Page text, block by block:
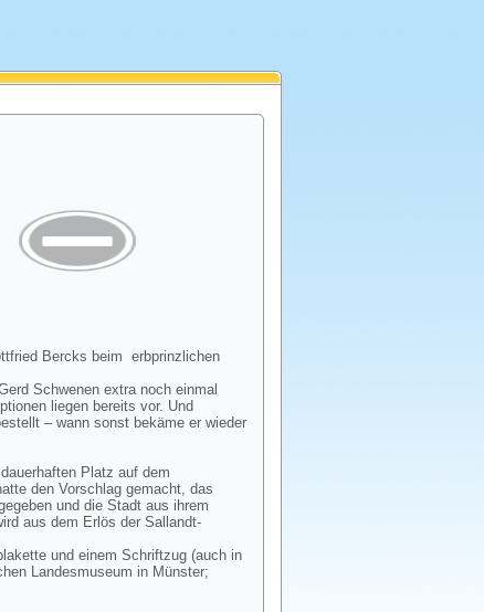
Bercks beim erbprinzlichen
Schwenen extra noch einmal
liegen bereits vor. Und
– wann sonst bekäme er wieder
Platz auf dem
den Vorschlag gemacht, das
und die Stadt aus ihrem
aus dem Erlös der Sallandt-
und einem Schriftzug (auch in
Landesmuseum in Münster;